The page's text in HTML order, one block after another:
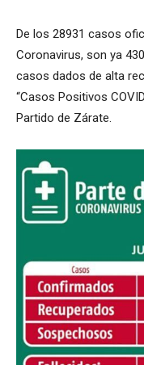
De los 28931 casos
Coronavirus, son ya
casos dados de alta
“Casos Positivos
Partido de Zárate.